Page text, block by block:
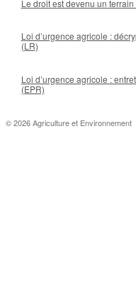
Le droit est devenu un
Loi d’urgence agricole :
(LR)
Loi d’urgence agricole :
(EPR)
© 2026 Agriculture et Environnement